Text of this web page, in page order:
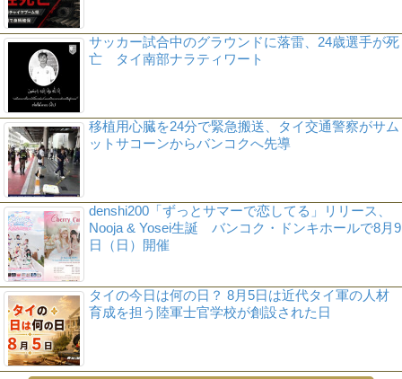
サッカー試合中のグラウンドに落雷、24歳選手が死
亡 タイ南部ナラティワート
移植用心臓を24分で緊急搬送、タイ交通警察がサム
ットサコーンからバンコクへ先導
denshi200「ずっとサマーで恋してる」リリース、
Nooja & Yosei生誕 バンコク・ドンキホールで8月9
日（日）開催
タイの今日は何の日？ 8月5日は近代タイ軍の人材
育成を担う陸軍士官学校が創設された日